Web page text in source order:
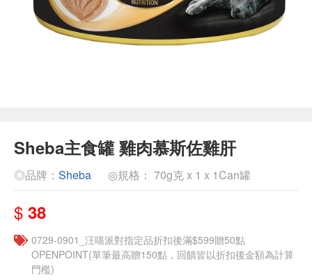
Sheba主食罐 雞肉慕斯佐雞肝
◎品牌： Sheba ◎規格： 70g克 x 1 x 1Can罐
$ 38
0729-0901_汪喵派對指定品折扣後滿$599贈50點
OPENPOINT(單筆最高贈150點，回饋皆以折扣後金額為計算
門檻)